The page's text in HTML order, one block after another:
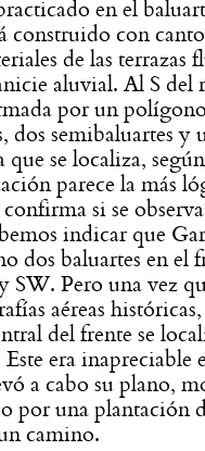
en el
construido con
de las terrazas
aluvial. Al S del
por un
dos semibaluartes y
se localiza,
parece la más
si se
indicar que
dos baluartes en el
SW. Pero una vez
aéreas
del frente se
era inapreciable
a cabo su plano,
por una plantación
camino.